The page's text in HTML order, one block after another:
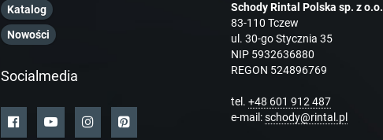
Katalog
Nowości
Socialmedia
Schody Rintal Polska sp. z o.o.
83-110 Tczew
ul. 30-go Stycznia 35
NIP 5932636880
REGON 524896769
tel. +48 601 912 487
e-mail:schody@rintal.pl